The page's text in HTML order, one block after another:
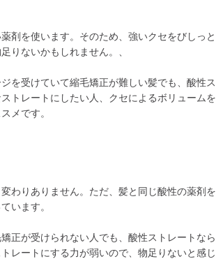
剤を使います。そのため、強いクセをびしっと
りないかもしれません。、
を受けていて縮毛矯正が難しい髪でも、酸性ス
トレートにしたい人、クセによるボリュームを
メです。
わりありません。ただ、髪と同じ酸性の薬剤を
います。
正が受けられない人でも、酸性ストレートなら
レートにする力が弱いので、物足りないと感じ